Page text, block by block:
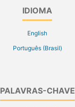
IDIOMA
English
Português (Brasil)
PALAVRAS-CHAVE